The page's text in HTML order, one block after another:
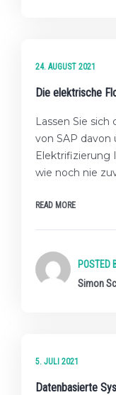
24. AUGUST 2021
Die elektrische
Lassen Sie
von SAP davon
Elektrifizierung
wie noch nie
READ MORE
POSTED
Simon
5. JULI 2021
Datenbasierte